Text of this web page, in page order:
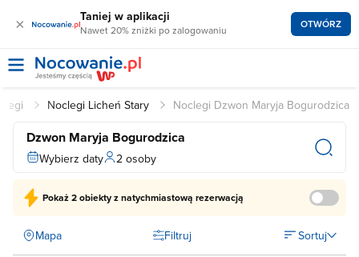
× Taniej w aplikacji
Nawet 20% zniżki po zalogowaniu OTWÓRZ
Noclegi Licheń Stary Noclegi Dzwon Maryja Bogurodzica
Dzwon Maryja Bogurodzica
Wybierz daty 2 osoby
Pokaż2 obiektyz natychmiastową rezerwacją
Mapa Filtruj Sortuj